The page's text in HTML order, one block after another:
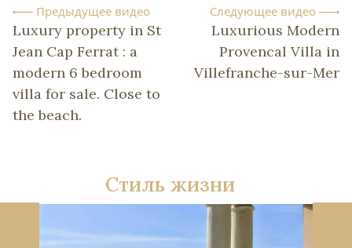
Предыдущее видео
Luxury property in St
Jean Cap Ferrat : a
modern 6 bedroom
villa for sale. Close to
the beach.
Следующее видео
Luxurious Modern
Provencal Villa in
Villefranche-sur-Mer
Стиль жизни